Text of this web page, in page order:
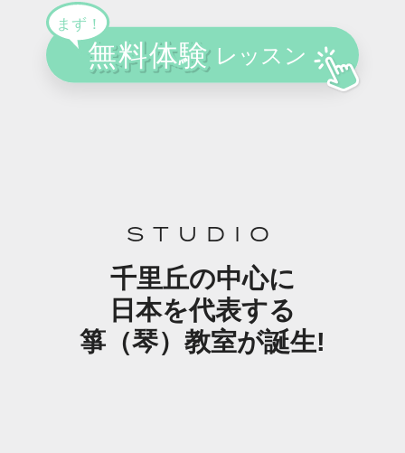
STUDIO
千里丘の中心に
日本を代表する
箏（琴）教室が誕生!